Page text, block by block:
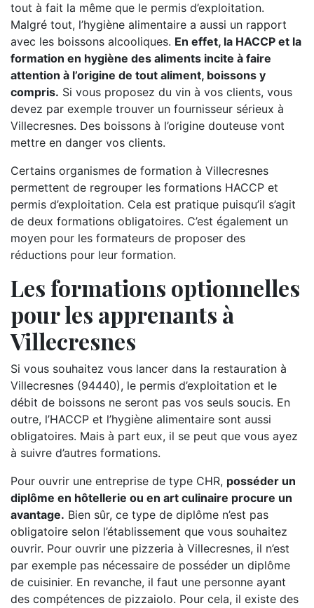
tout à fait la même que le permis d’exploitation.
Malgré tout, l’hygiène alimentaire a aussi un rapport
avec les boissons alcooliques. En effet, la HACCP et la
formation en hygiène des aliments incite à faire
attention à l’origine de tout aliment, boissons y
compris. Si vous proposez du vin à vos clients, vous
devez par exemple trouver un fournisseur sérieux à
Villecresnes. Des boissons à l’origine douteuse vont
mettre en danger vos clients.
Certains organismes de formation à Villecresnes
permettent de regrouper les formations HACCP et
permis d’exploitation. Cela est pratique puisqu’il s’agit
de deux formations obligatoires. C’est également un
moyen pour les formateurs de proposer des
réductions pour leur formation.
Les formations optionnelles
pour les apprenants à
Villecresnes
Si vous souhaitez vous lancer dans la restauration à
Villecresnes (94440), le permis d’exploitation et le
débit de boissons ne seront pas vos seuls soucis. En
outre, l’HACCP et l’hygiène alimentaire sont aussi
obligatoires. Mais à part eux, il se peut que vous ayez
à suivre d’autres formations.
Pour ouvrir une entreprise de type CHR, posséder un
diplôme en hôtellerie ou en art culinaire procure un
avantage. Bien sûr, ce type de diplôme n’est pas
obligatoire selon l’établissement que vous souhaitez
ouvrir. Pour ouvrir une pizzeria à Villecresnes, il n’est
par exemple pas nécessaire de posséder un diplôme
de cuisinier. En revanche, il faut une personne ayant
des compétences de pizzaiolo. Pour cela, il existe des